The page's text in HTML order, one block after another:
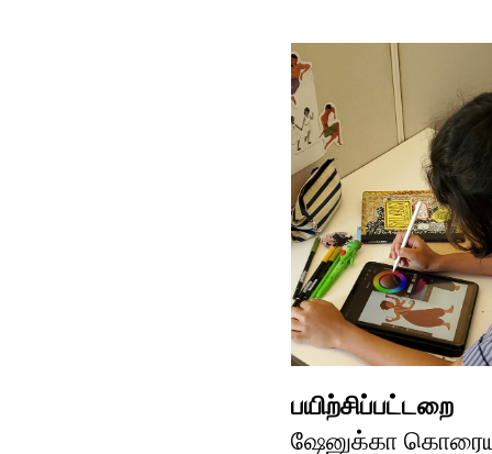
பயிற்சிப்பட்டறை
ஷேனுக்கா